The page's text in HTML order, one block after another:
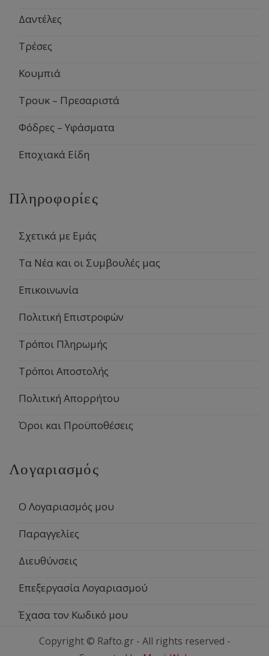
Δαντέλες
Τρέσες
Κουμπιά
Τρουκ – Πρεσαριστά
Φόδρες – Υφάσματα
Εποχιακά Είδη
Πληροφορίες
Σχετικά με Εμάς
Τα Νέα και οι Συμβουλές μας
Επικοινωνία
Πολιτική Επιστροφών
Τρόποι Πληρωμής
Τρόποι Αποστολής
Πολιτική Απορρήτου
Όροι και Προϋποθέσεις
Λογαριασμός
Ο Λογαριασμός μου
Παραγγελίες
Διευθύνσεις
Επεξεργασία Λογαριασμού
Έχασα τον Κωδικό μου
Copyright © Rafto.gr - All rights reserved -